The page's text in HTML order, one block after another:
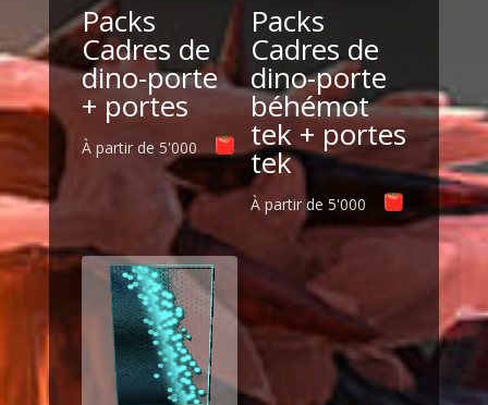
Packs
Cadres de
dino-porte
+ portes
À partir de 5'000
Packs
Cadres de
dino-porte
béhémot
tek + portes
tek
À partir de 5'000